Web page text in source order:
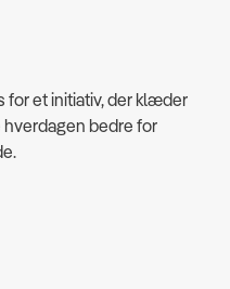
for et initiativ, der klæder
hverdagen bedre for